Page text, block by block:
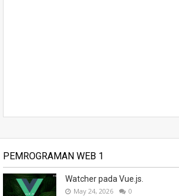
PEMROGRAMAN WEB 1
Watcher pada Vue.js.
May 24, 2026 0